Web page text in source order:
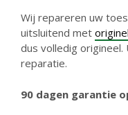
Wij repareren uw
uitsluitend met
dus volledig
reparatie.
90 dagen garantie